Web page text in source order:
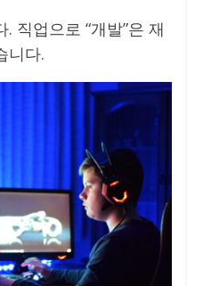
직업으로 “개발”은 재
니다.